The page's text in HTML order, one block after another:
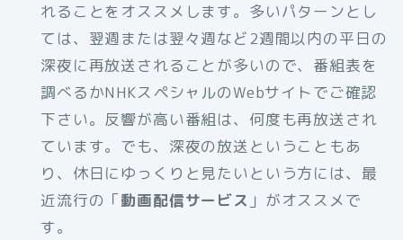
れることをオススメします。多いパターンとし
ては、翌週または翌々週など2週間以内の平日の
深夜に再放送されることが多いので、番組表を
調べるかNHKスペシャルのWebサイトでご確認
下さい。反響が高い番組は、何度も再放送され
ています。でも、深夜の放送ということもあ
り、休日にゆっくりと見たいという方には、最
近流行の「動画配信サービス 」がオススメで
す。